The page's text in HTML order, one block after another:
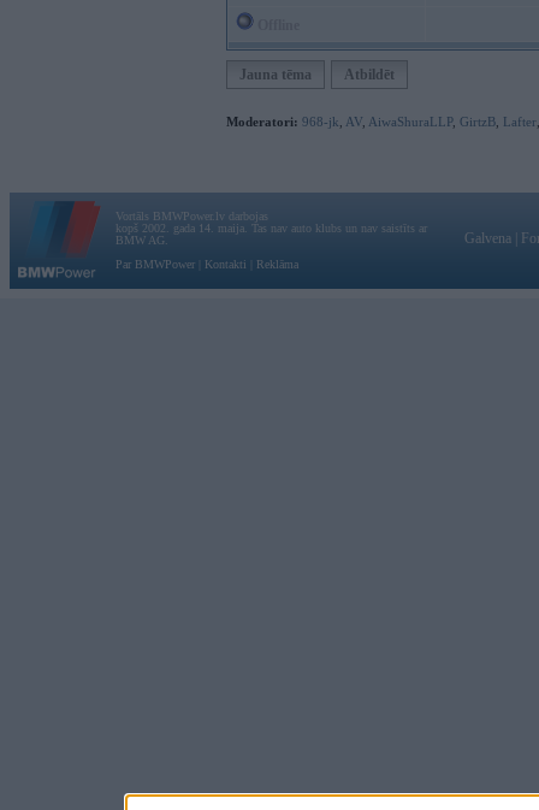
Jauna tēma Atbildēt
Moderatori: 968-jk AV AiwaShuraLLP, GirtzB Lafter
Vortāls BMWPower.lv darbojas
kopš 2002. gada 14. maija. Tas nav auto klubs un nav saistīts ar
BMW AG.
Par BMWPower
Kontakti Reklāma
Galvena